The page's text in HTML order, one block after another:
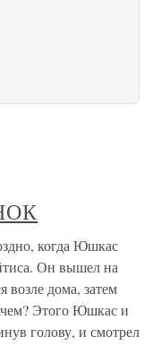
когда Юшкас
Он вышел на
возле дома, затем
Этого Юшкас и
голову, и смотрел